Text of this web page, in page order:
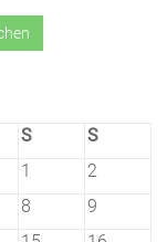
S
S
1
2
8
9